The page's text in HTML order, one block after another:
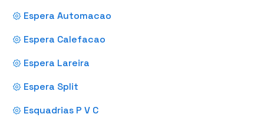
Espera Automacao
Espera Calefacao
Espera Lareira
Espera Split
Esquadrias P V C